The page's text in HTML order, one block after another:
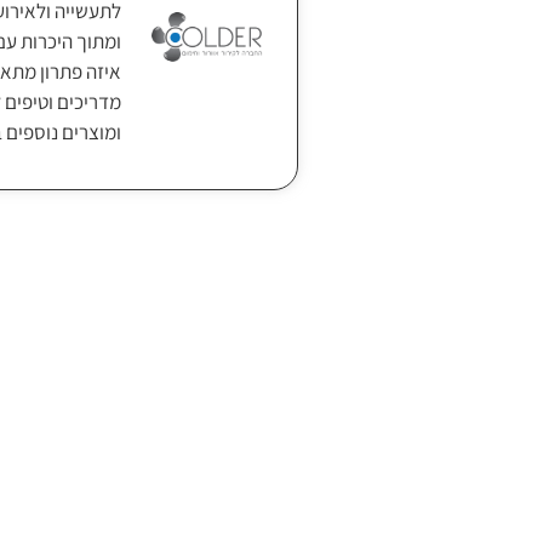
ומתוך היכרות
איזה פתרון
מדריכים
ומוצרים